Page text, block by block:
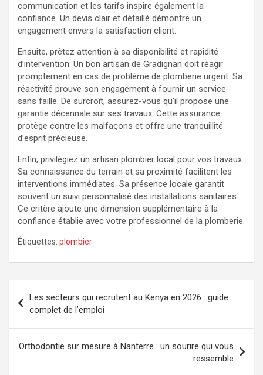
communication et les tarifs inspire également la
confiance. Un devis clair et détaillé démontre un
engagement envers la satisfaction client.
Ensuite, prêtez attention à sa disponibilité et rapidité
d’intervention. Un bon artisan de Gradignan doit réagir
promptement en cas de problème de plomberie urgent. Sa
réactivité prouve son engagement à fournir un service
sans faille. De surcroît, assurez-vous qu’il propose une
garantie décennale sur ses travaux. Cette assurance
protège contre les malfaçons et offre une tranquillité
d’esprit précieuse.
Enfin, privilégiez un artisan plombier local pour vos travaux.
Sa connaissance du terrain et sa proximité facilitent les
interventions immédiates. Sa présence locale garantit
souvent un suivi personnalisé des installations sanitaires.
Ce critère ajoute une dimension supplémentaire à la
confiance établie avec votre professionnel de la plomberie.
Étiquettes: plombier
de
l’article
Les secteurs qui recrutent au Kenya en 2026 : guide
complet de l’emploi
Orthodontie sur mesure à Nanterre : un sourire qui vous
ressemble